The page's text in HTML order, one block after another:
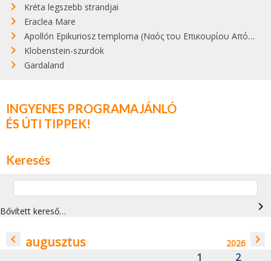
Kréta legszebb strandjai
Eraclea Mare
Apollón Epikuriosz temploma (Ναός του Επικουρίου Απόλλωνα)
Klobenstein-szurdok
Gardaland
INGYENES PROGRAMAJÁNLÓ
ÉS ÚTI TIPPEK!
Keresés
Bővített kereső… navigate_next
navigate_before augusztus 2026 navigate_next
1 2